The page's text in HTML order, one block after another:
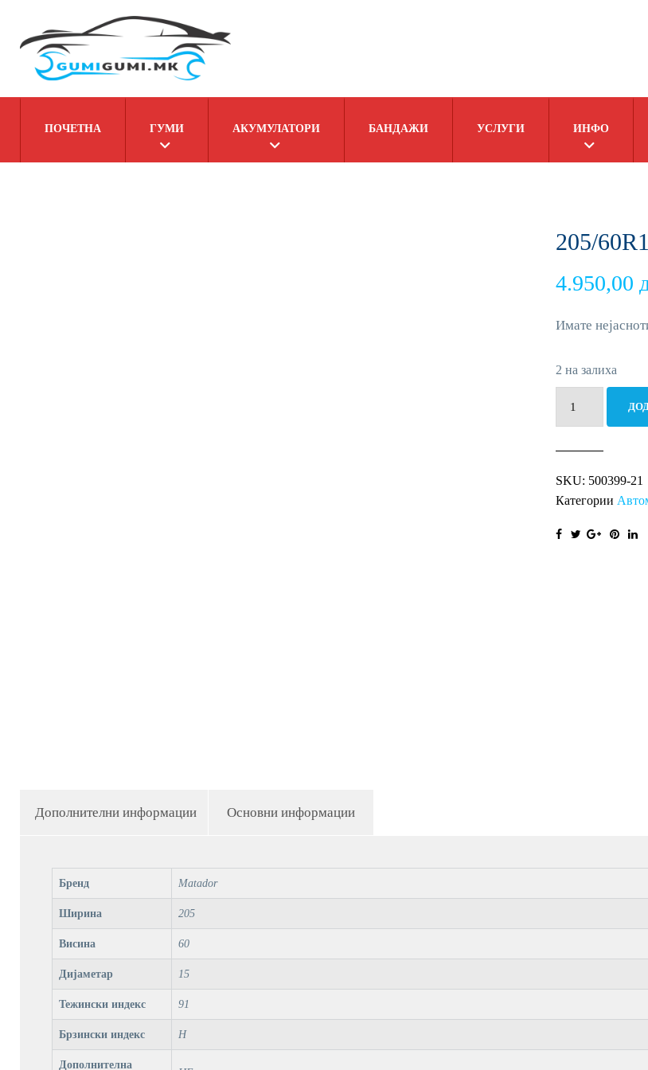
ПОЧЕТНА ГУМИ АКУМУЛАТОРИ БАНДАЖИ УСЛУГИ ИНФО
205/
4.950,00
Имате
2 на залиха
3
количина
SKU: 500399-21
Категории
Дополнителни информации Основни информации
Бренд Matador
Ширина 205
Висина 60
Дијаметар 15
Тежински индекс 91
Брзински индекс H
Дополнителна